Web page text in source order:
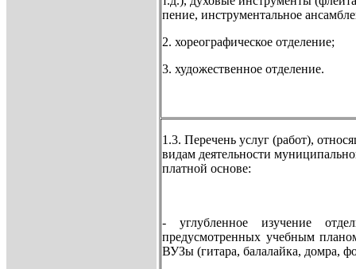
пение, инструментальное
2. хореографическое отделение;
3. художественное отделение.
1.3. Перечень услуг (работ),
видам деятельности
платной основе:
- углубленное изучение
предусмотренных учебным
ВУЗы (гитара, балалайка, домра,